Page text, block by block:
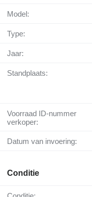
Model:
Type:
Jaar:
Standplaats:
Voorraad ID-nummer
verkoper:
Datum van invoering:
Conditie